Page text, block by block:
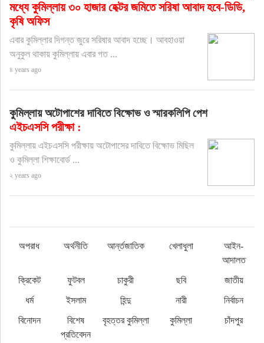
মধ্যে কুমিল্লায় ৩০ হাজার হেক্টর জমিতে সরিষা আবাদ হবে-ডিডি,
কৃষি অফিস
এবার কুমিল্লার দিগন্ত জুরে সরিষার আবাদ হচ্ছে। আবহাওয়া
অনুকুল থাকায় কুমিল্লায় এবার গত ...
৪ years ago
কুমিল্লায় অটোপাশের দাবিতে বিক্ষোভ ও স্মারকলিপি পেশ
এইচএসসি পরীক্ষা :
কুমিল্লায় এইচএসসি পরীক্ষায় অটোপাসের দাবিতে বিক্ষোভ মিছিল
ও কুমিল্লা শিক্ষাবোর্ড ...
২ years ago
অপরাধ অর্থনীতি আর্ন্তজাতিক খেলাধুলা
আইন-
আদালত
ক্রিকেট
ফুটবল চাকুরী ছবি
জাতীয়
ধর্ম
ইসলাম হিন্দু নারী
নির্বাচন
বিনোদন
বিশেষ
প্রতিবেদন
বৃহত্তর কুমিল্লা কুমিল্লা চাঁদপুর